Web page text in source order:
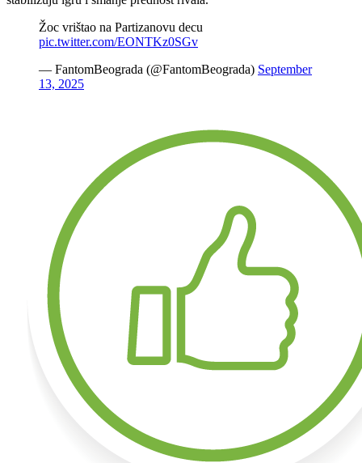
Žoc vrištao na Partizanovu decu
pic.twitter.com/EONTKz0SGv
— FantomBeograda (@FantomBeograda) September
13, 2025